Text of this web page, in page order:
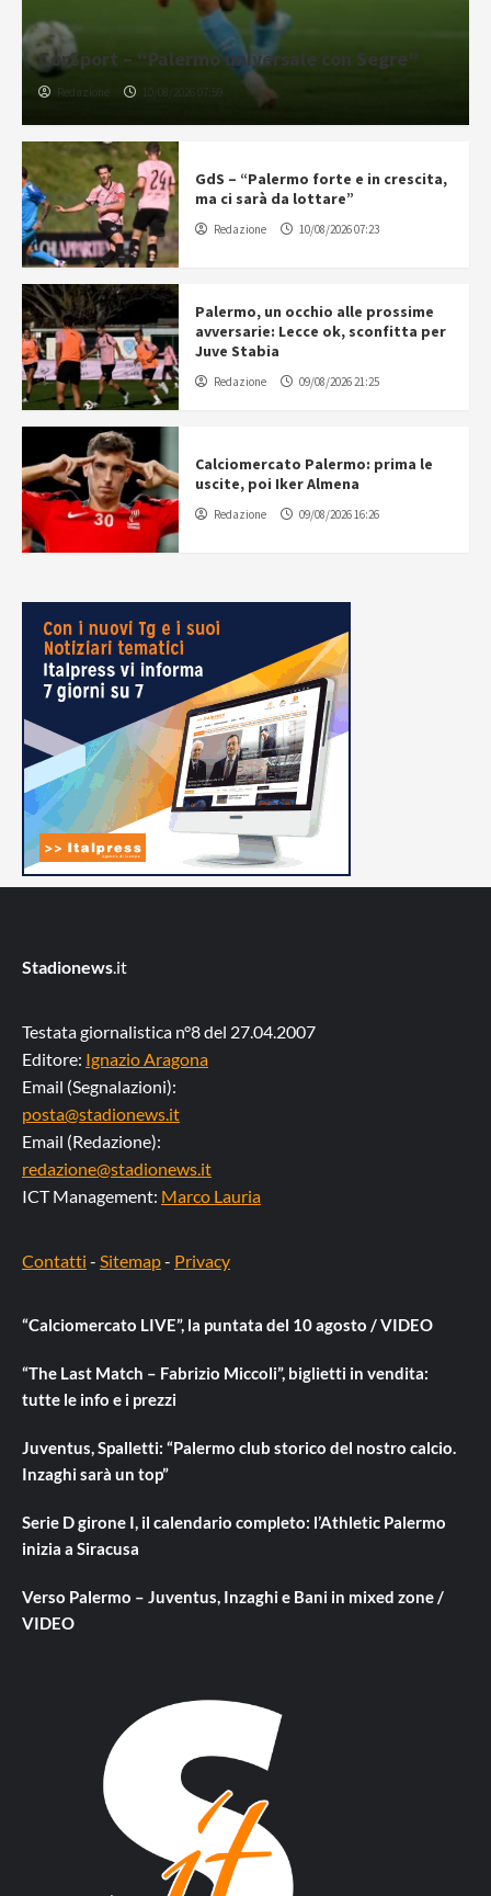
CorSport – “Palermo universale con Segre”
Redazione 10/08/2026 07:59
GdS – “Palermo forte e in crescita,
ma ci sarà da lottare”
Redazione 10/08/2026 07:23
Palermo, un occhio alle prossime
avversarie: Lecce ok, sconfitta per
Juve Stabia
Redazione 09/08/2026 21:25
Calciomercato Palermo: prima le
uscite, poi Iker Almena
Redazione 09/08/2026 16:26
Stadionews.it
Testata giornalistica n°8 del 27.04.2007
Editore: Ignazio Aragona
Email (Segnalazioni):
posta@stadionews.it
Email (Redazione):
redazione@stadionews.it
ICT Management: Marco Lauria
Contatti - Sitemap- Privacy
“Calciomercato LIVE”, la puntata del 10 agosto / VIDEO
“The Last Match – Fabrizio Miccoli”, biglietti in vendita:
tutte le info e i prezzi
Juventus, Spalletti: “Palermo club storico del nostro calcio.
Inzaghi sarà un top”
Serie D girone I, il calendario completo: l’Athletic Palermo
inizia a Siracusa
Verso Palermo – Juventus, Inzaghi e Bani in mixed zone /
VIDEO